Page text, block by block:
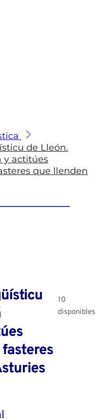
de Lleón.
y actitúes
que llenden
10
disponibles